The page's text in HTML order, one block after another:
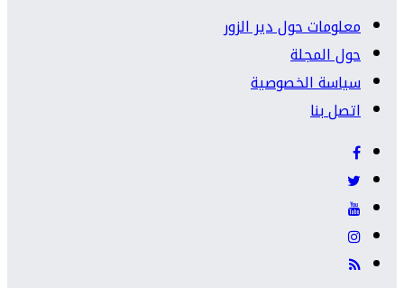
معلومات حول دير الزور
حول المجلة
سياسة الخصوصية
اتصل بنا